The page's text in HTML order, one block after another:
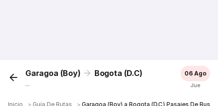
Garagoa (Boy) Bogota (D.C)
...
06 Ago
Jue
Inicio ＞ Guía De Rutas ＞Garagoa (Boy) a Bogota (D.C) Pasajes De Bus